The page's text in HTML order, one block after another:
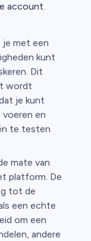
account.
je met een
kunt
Dit
wordt
je kunt
en
te testen
mate van
platform. De
tot de
een echte
om een
andere